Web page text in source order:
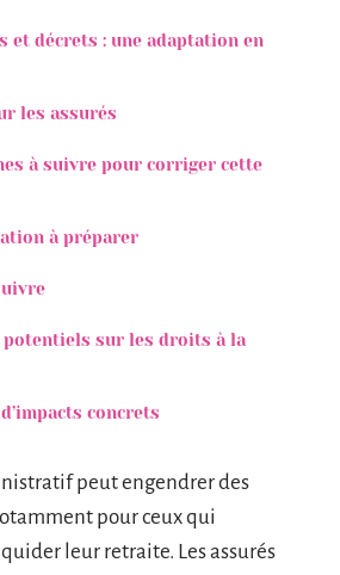
et décrets : une adaptation en
les assurés
à suivre pour corriger cette
à préparer
potentiels sur les droits à la
concrets
peut engendrer des
pour ceux qui
leur retraite. Les assurés